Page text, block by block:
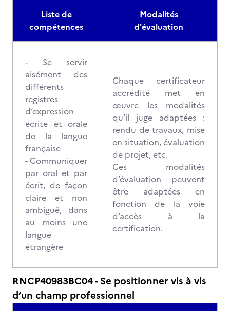
Liste de
compétences
Modalités
d'évaluation
- Se servir
aisément des
différents
registres
d’expression
écrite et orale
de la langue
française
- Communiquer
par oral et par
écrit, de façon
claire et non
ambiguë, dans
au moins une
langue
étrangère
Chaque certificateur
accrédité met en
œuvre les modalités
qu’il juge adaptées :
rendu de travaux, mise
en situation, évaluation
de projet, etc.
Ces modalités
d’évaluation peuvent
être adaptées en
fonction de la voie
d’accès à la
certification.
RNCP40983BC04 - Se positionner vis à vis
d’un champ professionnel